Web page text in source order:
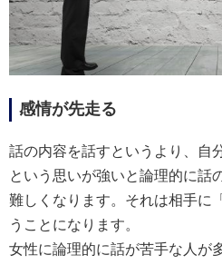
感情が先走る
話の内容を話すというより、自
という思いが強いと論理的に話
難しくなります。それは相手に
うことになります。
女性に論理的に話が苦手な人が